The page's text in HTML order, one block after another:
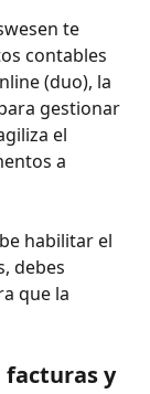
te
contables
(duo), la
gestionar
el
a
habilitar el
debes
que la
facturas y